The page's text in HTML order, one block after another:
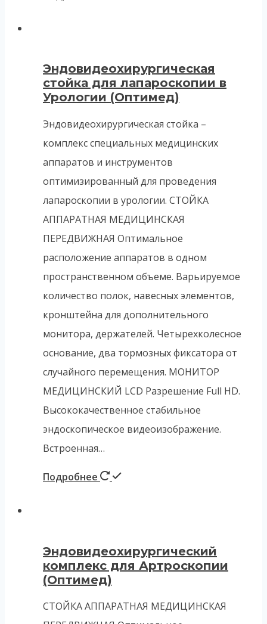
Эндовидеохирургическая
стойка для лапароскопии в
Урологии (Оптимед)
Эндовидеохирургическая стойка –
комплекс специальных медицинских
аппаратов и инструментов
оптимизированный для проведения
лапароскопии в урологии. СТОЙКА
АППАРАТНАЯ МЕДИЦИНСКАЯ
ПЕРЕДВИЖНАЯ Оптимальное
расположение аппаратов в одном
пространственном объеме. Варьируемое
количество полок, навесных элементов,
кронштейна для дополнительного
монитора, держателей. Четырехколесное
основание, два тормозных фиксатора от
случайного перемещения. МОНИТОР
МЕДИЦИНСКИЙ LCD Разрешение Full HD.
Высококачественное стабильное
эндоскопическое видеоизображение.
Встроенная…
Подробнее
Эндовидеохирургический
комплекс для Артроскопии
(Оптимед)
СТОЙКА АППАРАТНАЯ МЕДИЦИНСКАЯ